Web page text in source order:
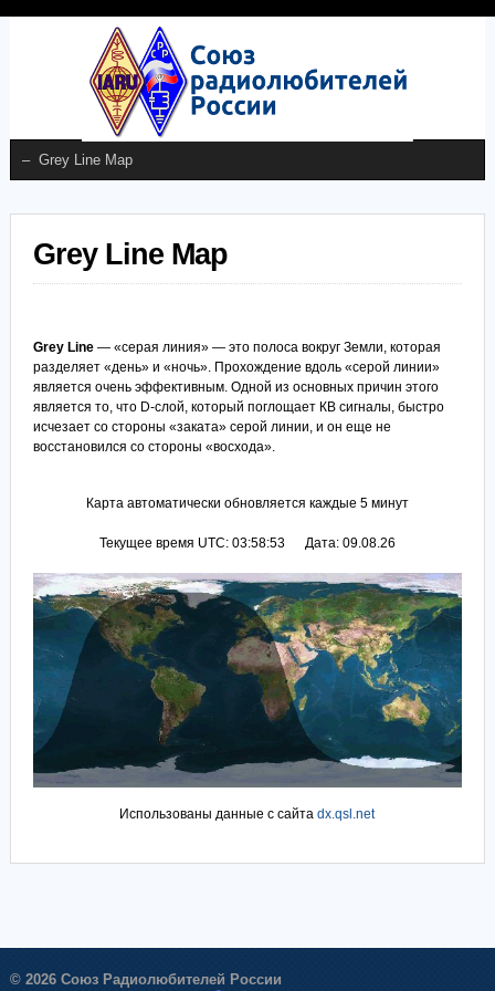
Grey Line Map
Grey Line— «серая линия» — это полоса вокруг Земли, которая
разделяет «день» и «ночь». Прохождение вдоль «серой линии»
является очень эффективным. Одной из основных причин этого
является то, что D-слой, который поглощает КВ сигналы, быстро
исчезает со стороны «заката» серой линии, и он еще не
восстановился со стороны «восхода».
Карта автоматически обновляется каждые 5 минут
Текущее время UTC: 03:58:53 Дата: 09.08.26
Использованы данные с сайтаdx.qsl.net
© 2026 Союз Радиолюбителей России